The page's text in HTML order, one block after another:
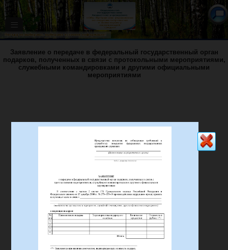
Заявление о передаче в федеральный государственный орган
подарков, полученных в связи с протокольными мероприятиями,
служебными командировками и другими официальными
мероприятиями
≡